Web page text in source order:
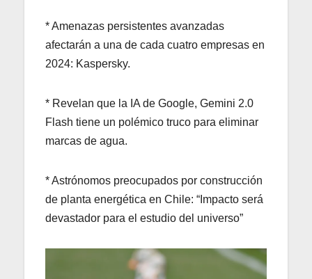
* Amenazas persistentes avanzadas
afectarán a una de cada cuatro empresas en
2024: Kaspersky.
* Revelan que la IA de Google, Gemini 2.0
Flash tiene un polémico truco para eliminar
marcas de agua.
* Astrónomos preocupados por construcción
de planta energética en Chile: “Impacto será
devastador para el estudio del universo”